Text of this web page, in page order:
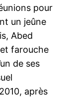
pour
un jeûne
Abed
farouche
de ses
après